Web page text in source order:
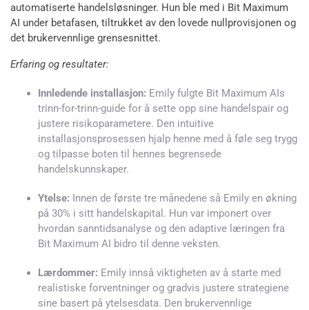
automatiserte handelsløsninger. Hun ble med i Bit Maximum
AI under betafasen, tiltrukket av den lovede nullprovisjonen og
det brukervennlige grensesnittet.
Erfaring og resultater:
Innledende installasjon: Emily fulgte Bit Maximum AIs
trinn-for-trinn-guide for å sette opp sine handelspair og
justere risikoparametere. Den intuitive
installasjonsprosessen hjalp henne med å føle seg trygg
og tilpasse boten til hennes begrensede
handelskunnskaper.
Ytelse: Innen de første tre månedene så Emily en økning
på 30% i sitt handelskapital. Hun var imponert over
hvordan sanntidsanalyse og den adaptive læringen fra
Bit Maximum AI bidro til denne veksten.
Lærdommer: Emily innså viktigheten av å starte med
realistiske forventninger og gradvis justere strategiene
sine basert på ytelsesdata. Den brukervennlige